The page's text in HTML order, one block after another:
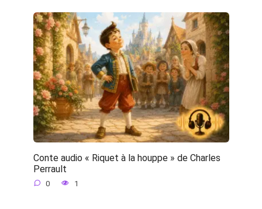
Conte audio « Riquet à la houppe » de Charles
Perrault
0 1